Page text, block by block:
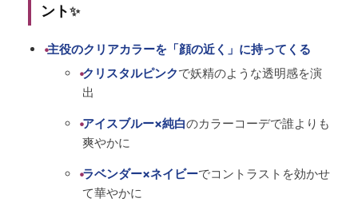
ント✨
主役のクリアカラーを「顔の近く」に持ってくる
クリスタルピンクで妖精のような透明感を演
出
アイスブルー×純白のカラーコーデで誰よりも
爽やかに
ラベンダー×ネイビーでコントラストを効かせ
て華やかに